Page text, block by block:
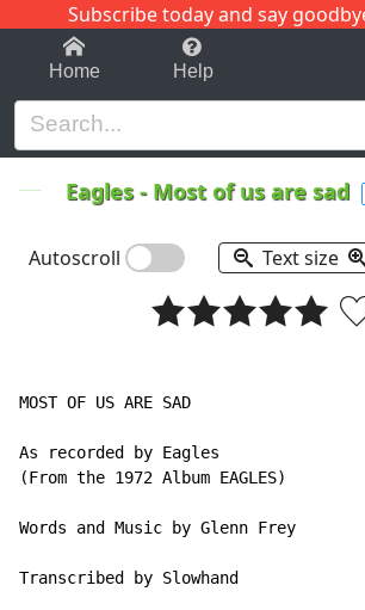
Subscribe today and say
1-9 C
Home Help
Eagles- Most of us are sad
Autoscroll Text size
MOST OF US ARE SAD
As recorded by Eagles
(From the 1972 Album EAGLES)
Words and Music by Glenn Frey
Transcribed by Slowhand